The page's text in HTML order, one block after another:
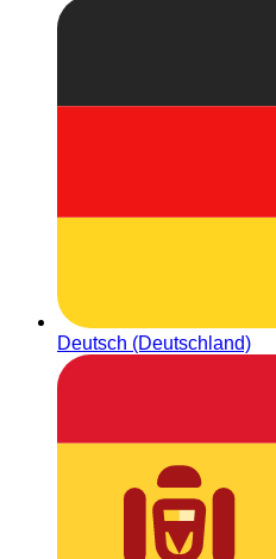
Deutsch (Deutschland)